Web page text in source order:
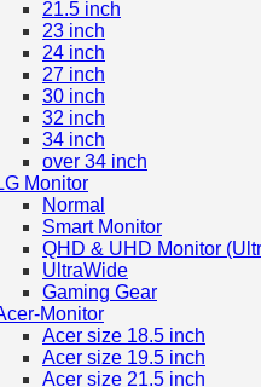
21.5 inch
23 inch
24 inch
27 inch
30 inch
32 inch
34 inch
over 34 inch
Monitor
Normal
Smart Monitor
QHD & UHD Monitor
UltraWide
Gaming Gear
Monitor
Acer size 18.5 inch
Acer size 19.5 inch
Acer size 21.5 inch